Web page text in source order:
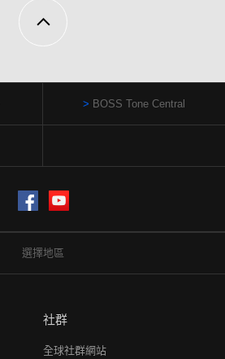
BOSS Tone Central
FacebookYouTube
選擇地區
社群
全球社群網站